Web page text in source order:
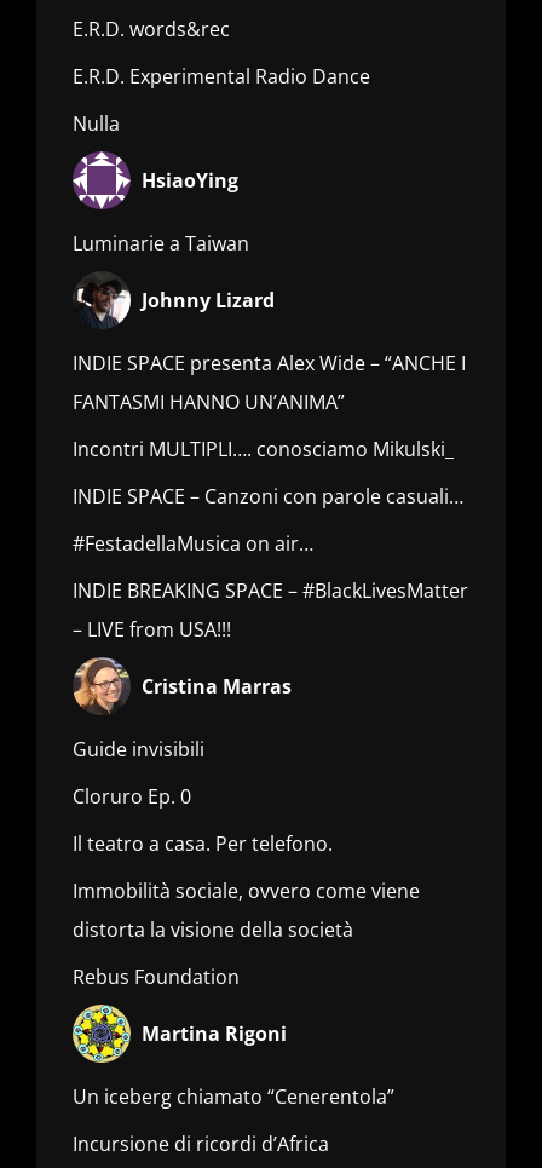
E.R.D. words&rec
E.R.D. Experimental Radio Dance
Nulla
HsiaoYing
Luminarie a Taiwan
Johnny Lizard
INDIE SPACE presenta Alex Wide – “ANCHE I
FANTASMI HANNO UN’ANIMA”
Incontri MULTIPLI…. conosciamo Mikulski_
INDIE SPACE – Canzoni con parole casuali…
#FestadellaMusica on air…
INDIE BREAKING SPACE – #BlackLivesMatter
– LIVE from USA!!!
Cristina Marras
Guide invisibili
Cloruro Ep. 0
Il teatro a casa. Per telefono.
Immobilità sociale, ovvero come viene
distorta la visione della società
Rebus Foundation
Martina Rigoni
Un iceberg chiamato “Cenerentola”
Incursione di ricordi d’Africa